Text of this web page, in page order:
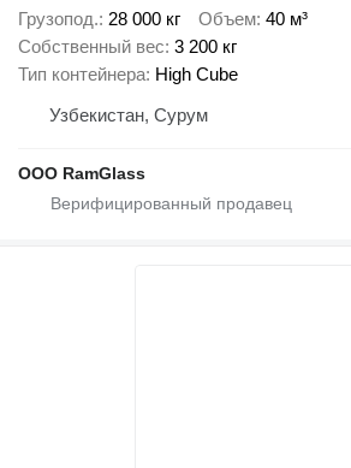
Грузопод. 28 000 кг Объем 40 м³
Собственный вес 3 200 кг
Тип контейнера High Cube
Узбекистан, Сурум
ООО RamGlass